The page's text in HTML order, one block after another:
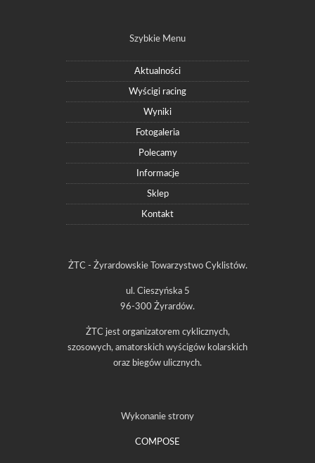
Szybkie Menu
Aktualności
Wyścigi racing
Wyniki
Fotogaleria
Polecamy
Informacje
Sklep
Kontakt
ŻTC - Żyrardowskie Towarzystwo Cyklistów.
ul. Cieszyńska 5
96-300 Żyrardów.
ŻTC jest organizatorem cyklicznych,
szosowych, amatorskich wyścigów kolarskich
oraz biegów ulicznych.
Wykonanie strony
COMPOSE